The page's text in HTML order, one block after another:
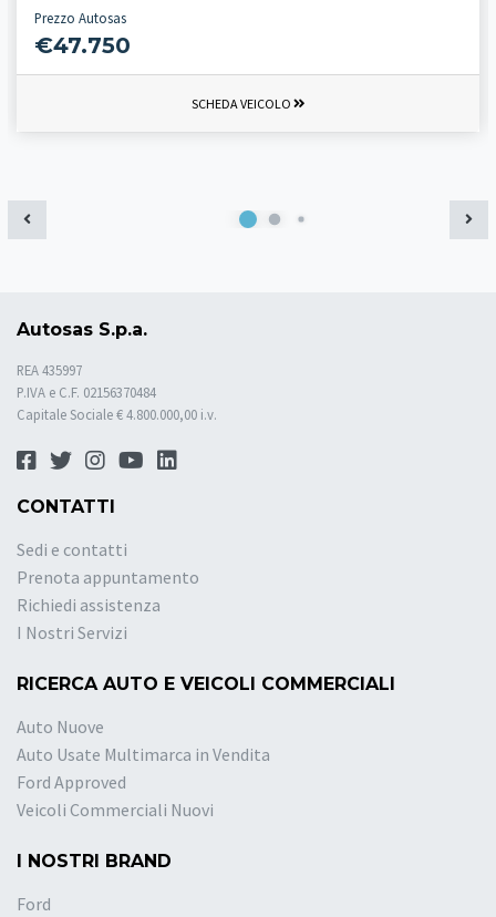
Prezzo Autosas
€47.750
SCHEDA VEICOLO
Autosas S.p.a.
REA 435997
P.IVA e C.F. 02156370484
Capitale Sociale € 4.800.000,00 i.v.
CONTATTI
Sedi e contatti
Prenota appuntamento
Richiedi assistenza
I Nostri Servizi
RICERCA AUTO E VEICOLI COMMERCIALI
Auto Nuove
Auto Usate Multimarca in Vendita
Ford Approved
Veicoli Commerciali Nuovi
I NOSTRI BRAND
Ford